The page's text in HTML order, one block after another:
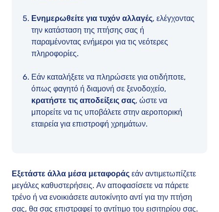
Ενημερωθείτε για τυχόν αλλαγές, ελέγχοντας
την κατάσταση της πτήσης σας ή
παραμένοντας ενήμεροι για τις νεότερες
πληροφορίες.
Εάν καταλήξετε να πληρώσετε για οτιδήποτε,
όπως φαγητό ή διαμονή σε ξενοδοχείο,
κρατήστε τις αποδείξεις σας, ώστε να
μπορείτε να τις υποβάλετε στην αεροπορική
εταιρεία για επιστροφή χρημάτων.
Εξετάστε άλλα μέσα μεταφοράς εάν αντιμετωπίζετε
μεγάλες καθυστερήσεις. Αν αποφασίσετε να πάρετε
τρένο ή να ενοικιάσετε αυτοκίνητο αντί για την πτήση
σας, θα σας επιστραφεί το αντίτιμο του εισιτηρίου σας.